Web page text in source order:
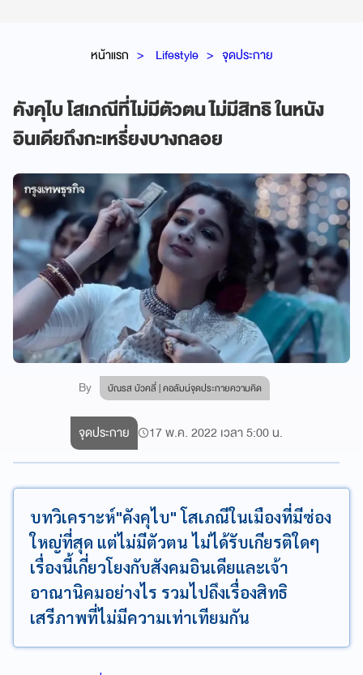
หน้าแรก Lifestyle จุดประกาย
คังคุไบ โสเภณีที่ไม่มีตัวตน ไม่มีสิทธิ ในหนัง
อินเดียถึงกะเหรี่ยงบางกลอย
By บัณรส บัวคลี่ | คอลัมน์จุดประกายความคิด
จุดประกาย 17 พ.ค. 2022 เวลา 5:00 น.
บทวิเคราะห์"คังคุไบ" โสเภณีในเมืองที่มีซ่อง
ใหญ่ที่สุด แต่ไม่มีตัวตน ไม่ได้รับเกียรติใดๆ
เรื่องนี้เกี่ยวโยงกับสังคมอินเดียและเจ้า
อาณานิคมอย่างไร รวมไปถึงเรื่องสิทธิ
เสรีภาพที่ไม่มีความเท่าเทียมกัน